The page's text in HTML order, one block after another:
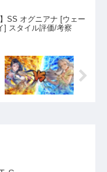
】SS オグニアナ [ウェー
] スタイル評価/考察